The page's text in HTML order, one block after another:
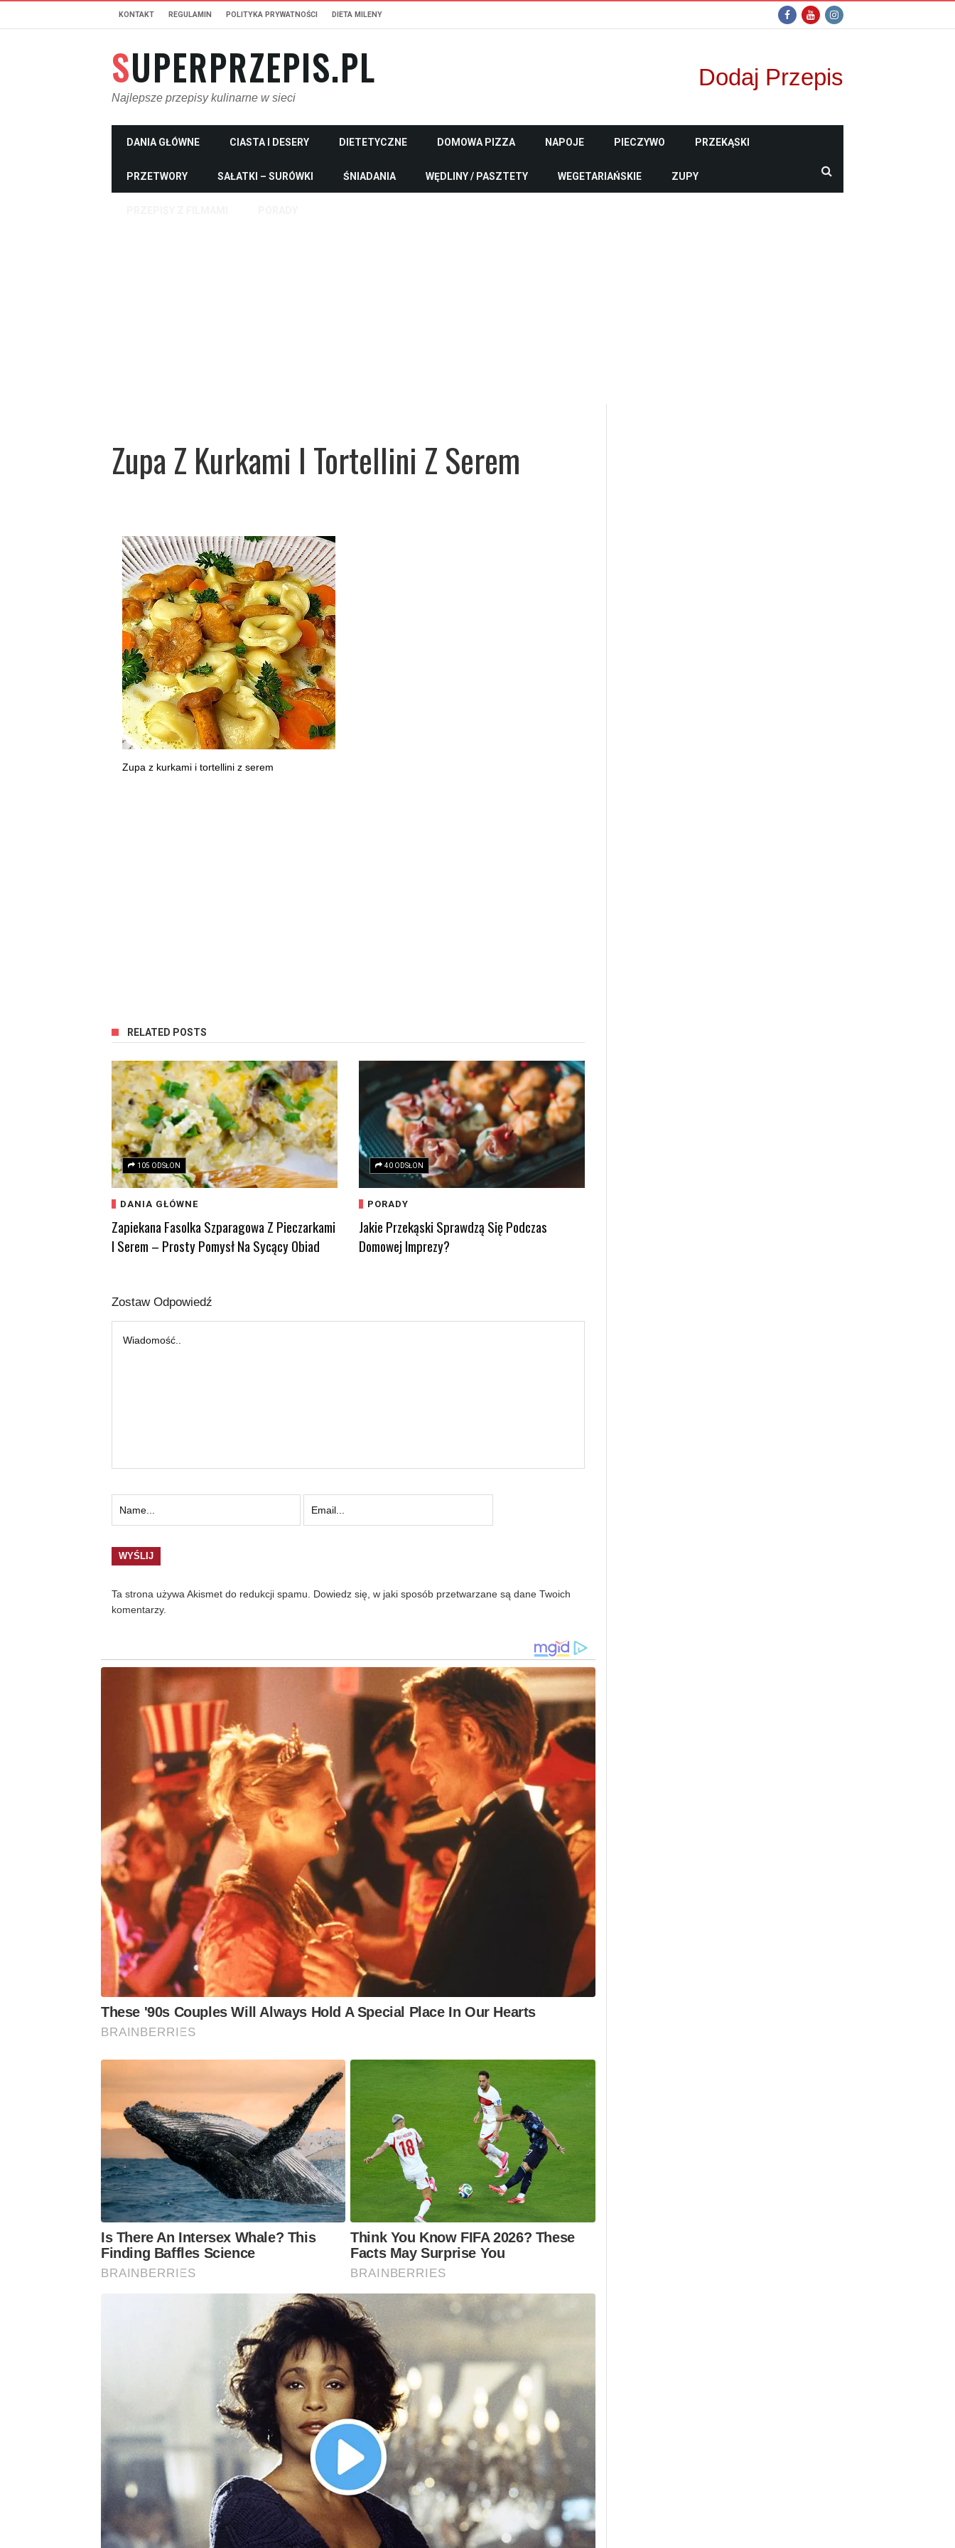
KONTAKT REGULAMIN POLITYKA PRYWATNOŚCI DIETA MILENY
SUPERPRZEPIS.PL
Najlepsze przepisy kulinarne w sieci
Dodaj Przepis
DANIA GŁÓWNE CIASTA I DESERY DIETETYCZNE DOMOWA PIZZA NAPOJE PIECZYWO PRZEKĄSKI
PRZETWORY SAŁATKI – SURÓWKI ŚNIADANIA WĘDLINY / PASZTETY WEGETARIAŃSKIE ZUPY
Zupa Z Kurkami I Tortellini Z Serem
Zupa z kurkami i tortellini z serem
RELATED POSTS
105 ODSŁON
DANIA GŁÓWNE
Zapiekana Fasolka Szparagowa Z Pieczarkami
I Serem – Prosty Pomysł Na Sycący Obiad
40 ODSŁON
PORADY
Jakie Przekąski Sprawdzą Się Podczas
Domowej Imprezy?
Zostaw Odpowiedź
Ta strona używa Akismet do redukcji spamu. Dowiedz się, w jaki sposób przetwarzane są dane Twoich
komentarzy.